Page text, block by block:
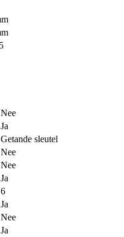
Nee
Ja
Getande sleutel
Nee
Nee
Ja
6
Ja
Nee
Ja